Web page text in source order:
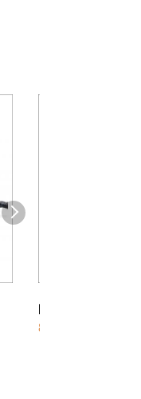
Elgon Tinte
Styling
8,99€